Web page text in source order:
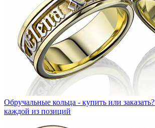
Обручальные кольца - купить или заказать?
каждой из позиций